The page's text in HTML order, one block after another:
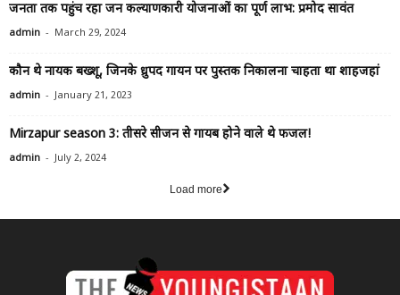
जनता तक पहुंच रहा जन कल्याणकारी योजनाओं का पूर्ण लाभ: प्रमोद सावंत
admin - March 29, 2024
कौन थे नायक बख्शू, जिनके ध्रुपद गायन पर पुस्तक निकालना चाहता था शाहजहां
admin - January 21, 2023
Mirzapur season 3: तीसरे सीजन से गायब होने वाले थे फजल!
admin - July 2, 2024
Load more